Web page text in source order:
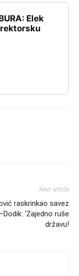
Elek
Next article
raskrinkao savez
‘Zajedno ruše
državu!